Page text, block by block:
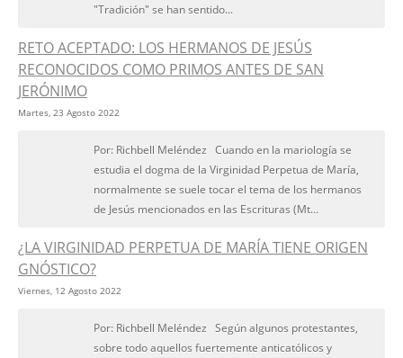
"Tradición" se han sentido...
RETO ACEPTADO: LOS HERMANOS DE JESÚS
RECONOCIDOS COMO PRIMOS ANTES DE SAN
JERÓNIMO
Martes, 23 Agosto 2022
Por: Richbell Meléndez Cuando en la mariología se
estudia el dogma de la Virginidad Perpetua de María,
normalmente se suele tocar el tema de los hermanos
de Jesús mencionados en las Escrituras (Mt...
¿LA VIRGINIDAD PERPETUA DE MARÍA TIENE ORIGEN
GNÓSTICO?
Viernes, 12 Agosto 2022
Por: Richbell Meléndez Según algunos protestantes,
sobre todo aquellos fuertemente anticatólicos y